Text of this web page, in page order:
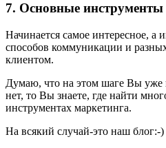
7. Основные инструменты
Начинается самое интересное, а
способов коммуникации и
клиентом.
Думаю, что на этом шаге Вы уже
нет, то Вы знаете, где найти
инструментах маркетинга.
На всякий случай-это наш блог:-)